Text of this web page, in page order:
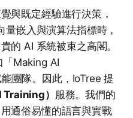
與既定經驗進行決策，
嵌入與演算法指標時，
的 AI 系統被束之高閣。
「Making AI
團隊。因此，IoTree 提
Training） 服務。我們的
通俗易懂的語言與實戰